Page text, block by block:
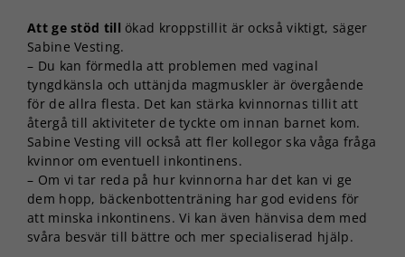
Att ge stöd till ökad kroppstillit är också viktigt, säger
Sabine Vesting.
– Du kan förmedla att problemen med vaginal
tyngdkänsla och uttänjda magmuskler är övergående
för de allra flesta. Det kan stärka kvinnornas tillit att
återgå till aktiviteter de tyckte om innan barnet kom.
Sabine Vesting vill också att fler kollegor ska våga fråga
kvinnor om eventuell inkontinens.
– Om vi tar reda på hur kvinnorna har det kan vi ge
dem hopp, bäckenbottenträning har god evidens för
att minska inkontinens. Vi kan även hänvisa dem med
svåra besvär till bättre och mer specialiserad hjälp.